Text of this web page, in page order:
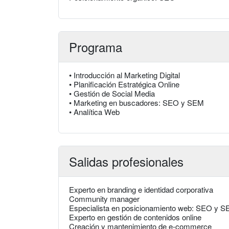
Programa
• Introducción al Marketing Digital
• Planificación Estratégica Online
• Gestión de Social Media
• Marketing en buscadores: SEO y SEM
• Analítica Web
Salidas profesionales
Experto en branding e identidad corporativa
Community manager
Especialista en posicionamiento web: SEO y
Experto en gestión de contenidos online
Creación y mantenimiento de e-commerce